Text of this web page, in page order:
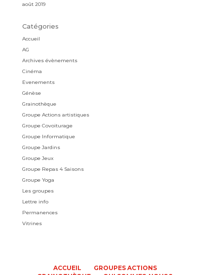
août 2019
Catégories
Accueil
AG
Archives évènements
Cinéma
Evenements
Génèse
Grainothèque
Groupe Actions artistiques
Groupe Covoiturage
Groupe Informatique
Groupe Jardins
Groupe Jeux
Groupe Repas 4 Saisons
Groupe Yoga
Les groupes
Lettre info
Permanences
Vitrines
ACCUEIL
GROUPES ACTIONS